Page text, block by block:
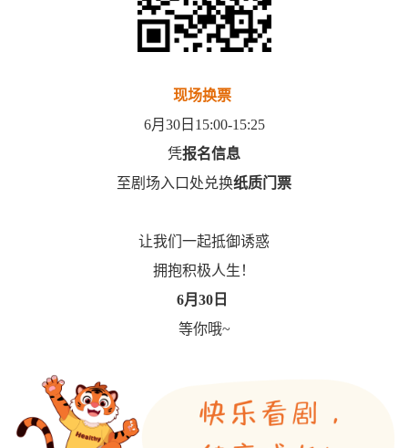
现场换票
6月30日15:00-15:25
凭报名信息
至剧场入口处兑换纸质门票
让我们一起抵御诱惑
拥抱积极人生！
6月30日
等你哦~